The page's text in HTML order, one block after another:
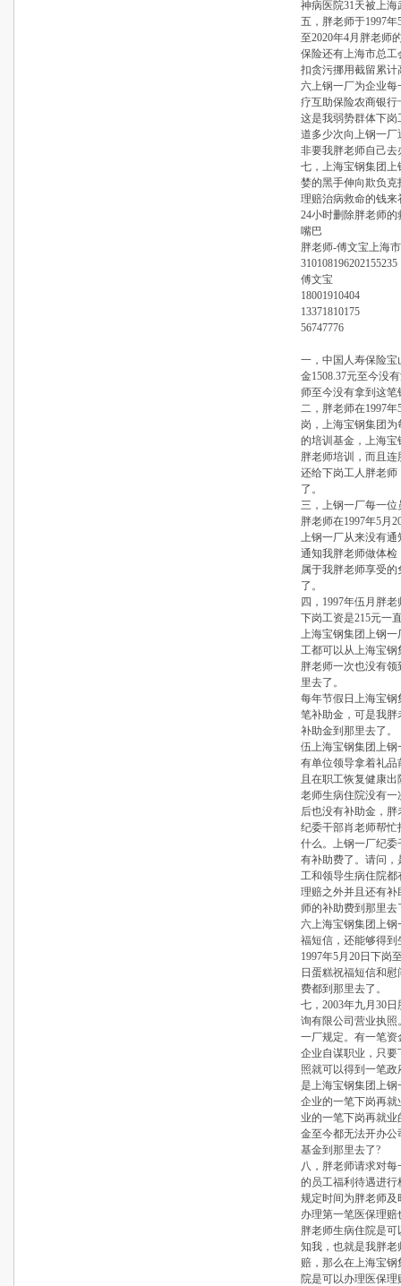
神病医院31天被上
五，胖老师于1997
至2020年4月胖老师
保险还有上海市总
扣贪污挪用截留累计
六上钢一厂为企业
疗互助保险农商银
这是我弱势群体下
道多少次向上钢一
非要我胖老师自己去
七，上海宝钢集团
婪的黑手伸向欺负
理赔治病救命的钱
24小时删除胖老师
嘴巴
胖老师-傅文宝上海
310108196202155235
傅文宝
18001910404
13371810175
56747776
一，中国人寿保险宝
金1508.37元至今没
师至今没有拿到这笔
二，胖老师在1997
岗，上海宝钢集团
的培训基金，上海
胖老师培训，而且
还给下岗工人胖老
了。
三，上钢一厂每一
胖老师在1997年5月
上钢一厂从来没有通
通知我胖老师做体检
属于我胖老师享受
了。
四，1997年伍月胖
下岗工资是215元一
上海宝钢集团上钢
工都可以从上海宝
胖老师一次也没有
里去了。
每年节假日上海宝
笔补助金，可是我
补助金到那里去了。
伍上海宝钢集团上
有单位领导拿着礼
且在职工恢复健康
老师生病住院没有
后也没有补助金，
纪委干部肖老师帮
什么。上钢一厂纪
有补助费了。请问
工和领导生病住院
理赔之外并且还有
师的补助费到那里去
六上海宝钢集团上
福短信，还能够得
1997年5月20日下岗
日蛋糕祝福短信和
费都到那里去了。
七，2003年九月30
询有限公司营业执
一厂规定。有一笔
企业自谋职业，只
照就可以得到一笔
是上海宝钢集团上
企业的一笔下岗再
业的一笔下岗再就
金至今都无法开办
基金到那里去了?
八，胖老师请求对
的员工福利待遇进
规定时间为胖老师
办理第一笔医保理
胖老师生病住院是
知我，也就是我胖
赔，那么在上海宝
院是可以办理医保